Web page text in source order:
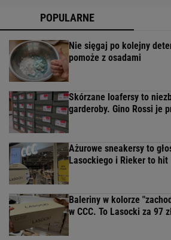
POPULARNE
Nie sięgaj po kolejny
pomoże z osadami
Skórzane loafersy to
garderoby. Gino Rossi je
Ażurowe sneakersy to
Lasockiego i Rieker to hit
Baleriny w kolorze
w CCC. To Lasocki za 97